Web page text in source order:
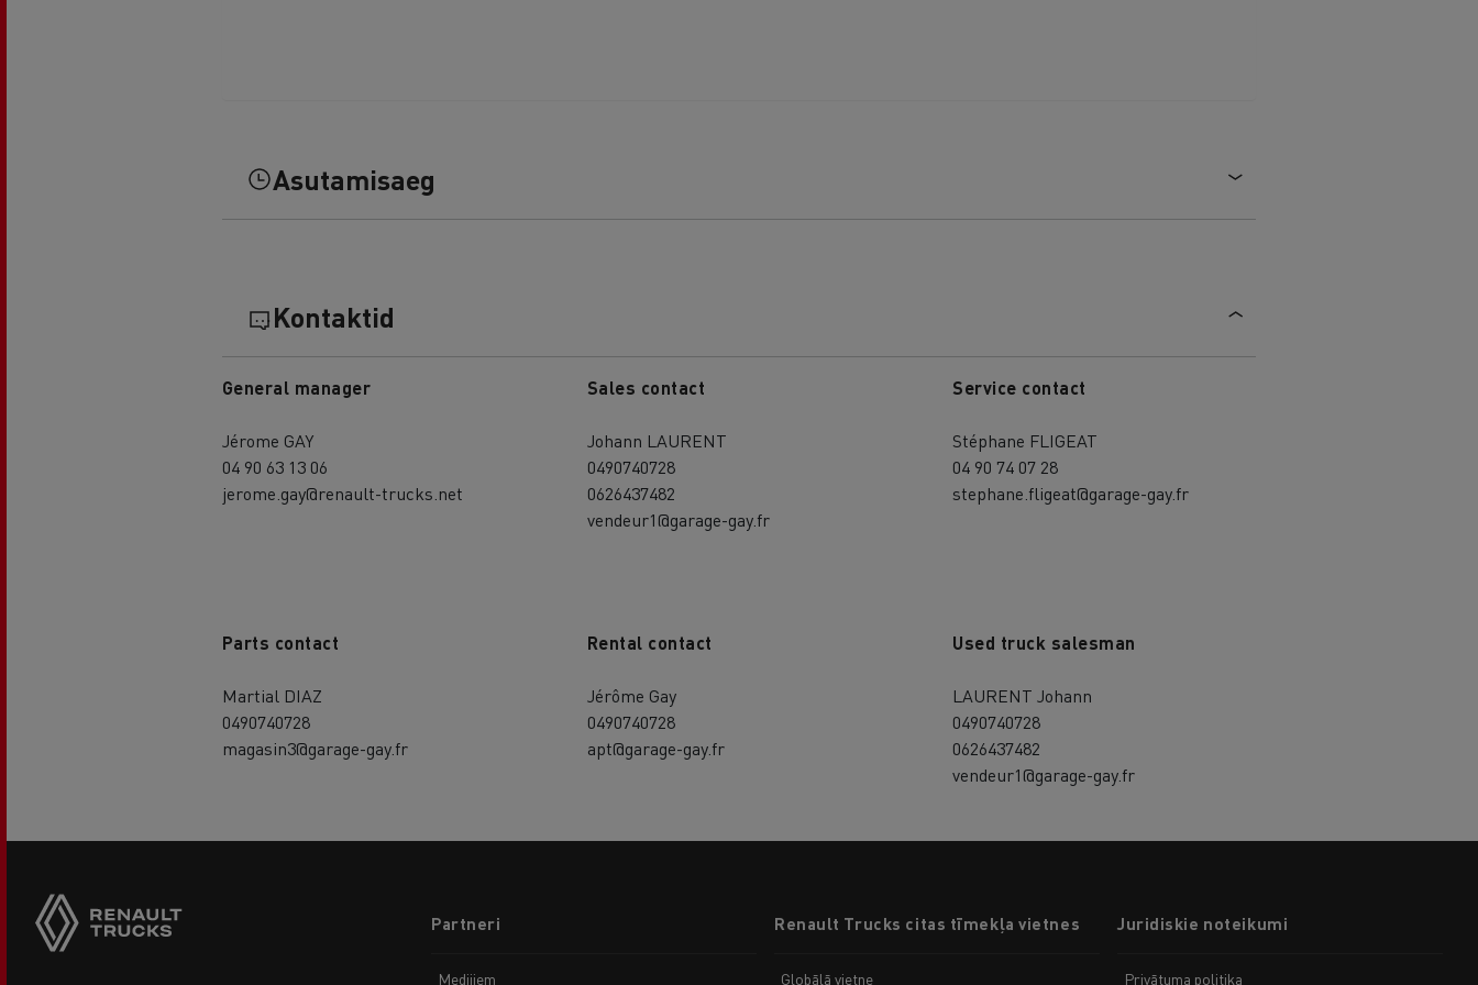
Asutamisaeg
Kontaktid
General manager
Jérome GAY
04 90 63 13 06
jerome.gay@renault-trucks.net
Sales contact
Johann LAURENT
0490740728
0626437482
vendeur1@garage-gay.fr
Service contact
Stéphane FLIGEAT
04 90 74 07 28
stephane.fligeat@garage-gay.fr
Parts contact
Martial DIAZ
0490740728
magasin3@garage-gay.fr
Rental contact
Jérôme Gay
0490740728
apt@garage-gay.fr
Used truck salesman
LAURENT Johann
0490740728
0626437482
vendeur1@garage-gay.fr
menuPartneri
Medijiem
Renault Trucks citas tīmekļa vietnes
Globālā vietne
Juridiskie noteikumi
Privātuma politika